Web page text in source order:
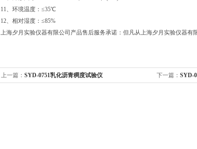
11、环境温度：≤35℃
12、相对湿度：≤85%
上海夕月实验仪器有限公司产品售后服务承诺：但凡从上海夕月实验仪器有
上一篇： SYD-0751乳化沥青稠度试验仪 下一篇： SYD-